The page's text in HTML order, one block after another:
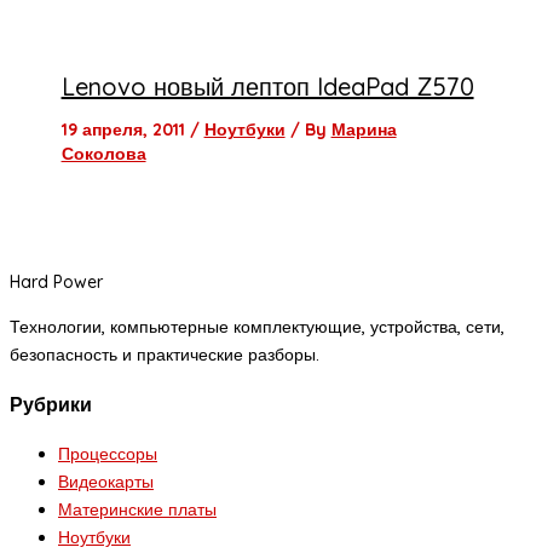
Lenovo новый лептоп IdeaPad Z570
19 апреля, 2011 / Ноутбуки / By Марина
Соколова
Hard Power
Технологии, компьютерные комплектующие, устройства, сети,
безопасность и практические разборы.
Рубрики
Процессоры
Видеокарты
Материнские платы
Ноутбуки